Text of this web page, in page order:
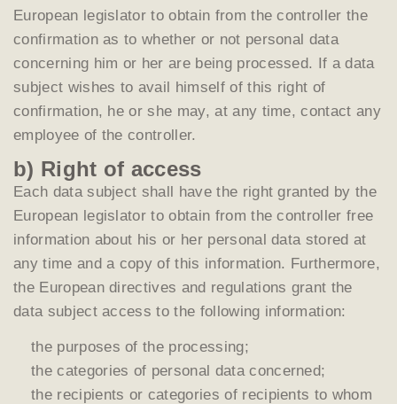
European legislator to obtain from the controller the
confirmation as to whether or not personal data
concerning him or her are being processed. If a data
subject wishes to avail himself of this right of
confirmation, he or she may, at any time, contact any
employee of the controller.
b) Right of access
Each data subject shall have the right granted by the
European legislator to obtain from the controller free
information about his or her personal data stored at
any time and a copy of this information. Furthermore,
the European directives and regulations grant the
data subject access to the following information:
the purposes of the processing;
the categories of personal data concerned;
the recipients or categories of recipients to whom